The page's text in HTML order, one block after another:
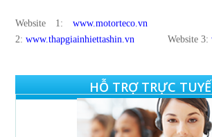
Website 1:www.motorteco.vn
2:www.thapgiainhiettashin.vn Website 3:
HỖ TRỢ TRỰC